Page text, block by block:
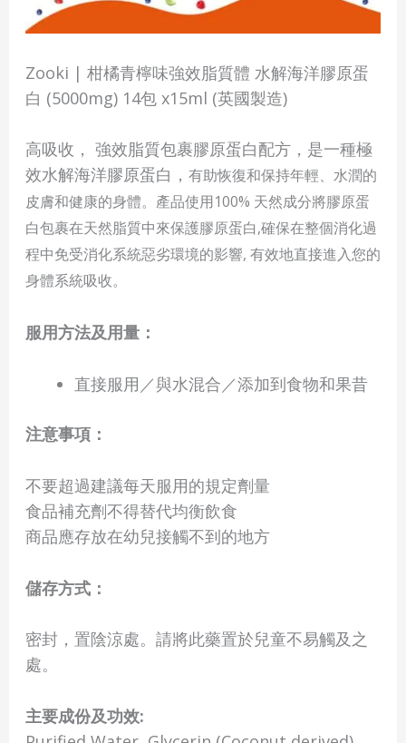
Zooki | 柑橘青檸味強效脂質體 水解海洋膠原蛋
白 (5000mg) 14包 x15ml (英國製造)
高吸收， 強效脂質包裹膠原蛋白配方，是一種極
效水解海洋膠原蛋白， 有助恢復和保持年輕、水潤的
皮膚和健康的身體。產品使用100% 天然成分將膠原蛋
白包裹在天然脂質中來保護膠原蛋白,確保在整個消化過
程中免受消化系統惡劣環境的影響, 有效地直接進入您的
身體系統吸收。
服用方法及用量：
直接服用／與水混合／添加到食物和果昔
注意事項：
不要超過建議每天服用的規定劑量
食品補充劑不得替代均衡飲食
商品應存放在幼兒接觸不到的地方
儲存方式：
密封，置陰涼處。請將此藥置於兒童不易觸及之
處。
主要成份及功效: